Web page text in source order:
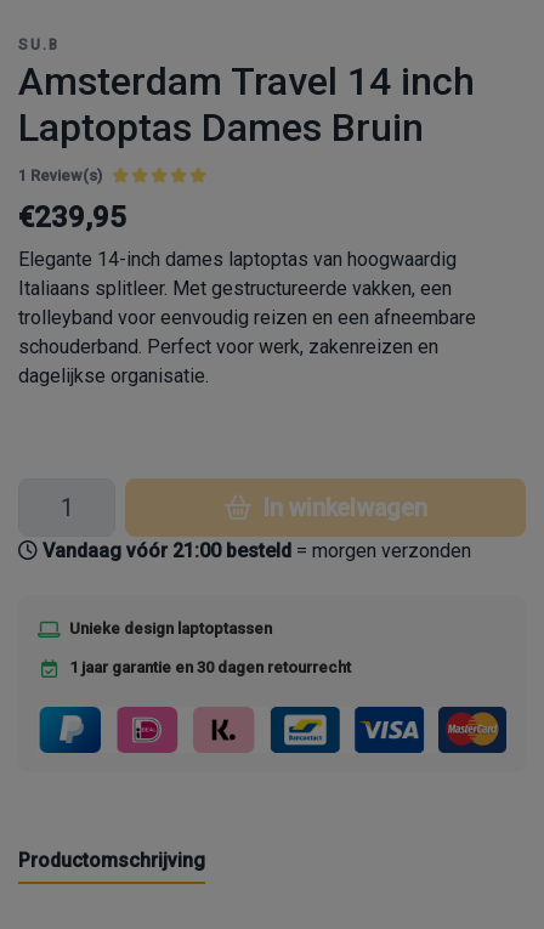
SU.B
Amsterdam Travel 14 inch
Laptoptas Dames Bruin
1 Review(s)
€239,95
Elegante 14-inch dames laptoptas van hoogwaardig
Italiaans splitleer. Met gestructureerde vakken, een
trolleyband voor eenvoudig reizen en een afneembare
schouderband. Perfect voor werk, zakenreizen en
dagelijkse organisatie.
In winkelwagen
Vandaag vóór 21:00 besteld = morgen verzonden
Unieke design laptoptassen
1 jaar garantie en 30 dagen retourrecht
Productomschrijving